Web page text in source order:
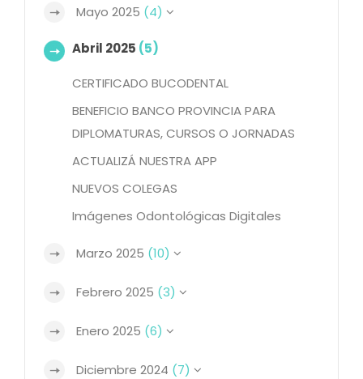
Mayo 2025 (4)
Abril 2025 (5)
CERTIFICADO BUCODENTAL
BENEFICIO BANCO PROVINCIA PARA
DIPLOMATURAS, CURSOS O JORNADAS
ACTUALIZÁ NUESTRA APP
NUEVOS COLEGAS
Imágenes Odontológicas Digitales
Marzo 2025 (10)
Febrero 2025 (3)
Enero 2025 (6)
Diciembre 2024 (7)